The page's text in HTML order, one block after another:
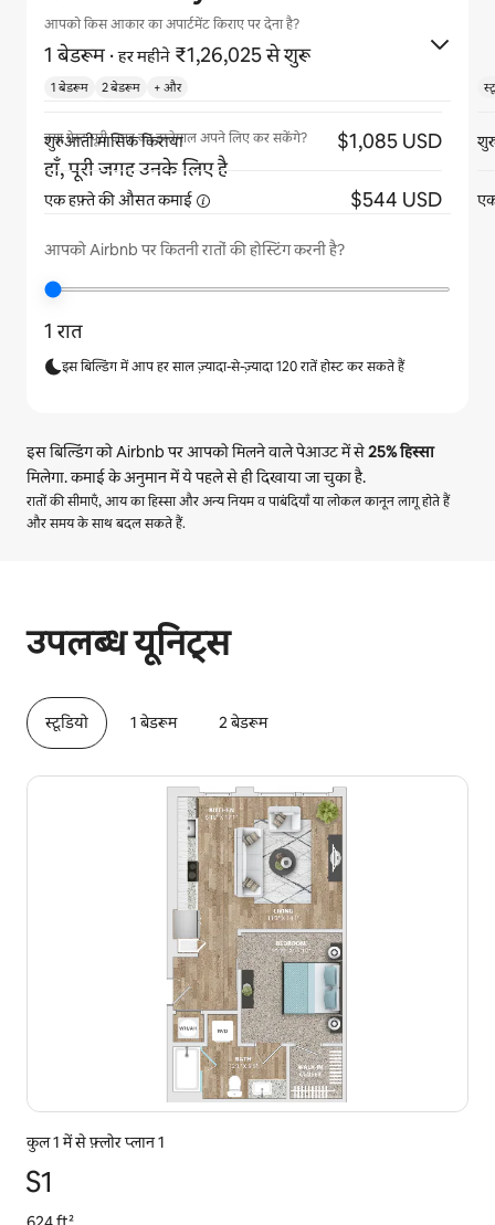
आपको किस आकार का अपार्टमेंट किराए पर देना है?
1 बेडरूम ·हर महीने ₹1,26,025 से शुरू
क्या गेस्ट पूरी जगह का इस्तेमाल अपने लिए कर सकेंगे?
हाँ, पूरी जगह उनके लिए है
आपको Airbnb पर कितनी रातों की होस्टिंग करनी है?
1 रात
इस बिल्डिंग में आप हर साल ज़्यादा-से-ज़्यादा 120 रातें होस्ट कर सकते हैं
इस बिल्डिंग को Airbnb पर आपको मिलने वाले पेआउट में से25%हिस्सा
मिलेगा. कमाई के अनुमान में ये पहले से ही दिखाया जा चुका है.
रातों की सीमाएँ, आय का हिस्सा और अन्य नियम व पाबंदियाँ या लोकल कानून लागू होते हैं
और समय के साथ बदल सकते हैं.
उपलब्ध यूनिट्स
स्टूडियो 1 बेडरूम 2 बेडरूम
कुल 1 में से फ़्लोर प्लान 1
S1
1 बेडरूम 2 बेडरूम + और
शुरुआती मासिक किराया $1,085 USD
एक हफ़्ते की औसतकमाई $544 USD